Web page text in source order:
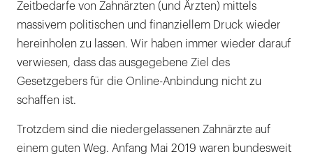
Zeitbedarfe von Zahnärzten (und Ärzten) mittels
massivem politischen und finanziellem Druck wieder
hereinholen zu lassen. Wir haben immer wieder darauf
verwiesen, dass das ausgegebene Ziel des
Gesetzgebers für die Online-Anbindung nicht zu
schaffen ist.
Trotzdem sind die niedergelassenen Zahnärzte auf
einem guten Weg. Anfang Mai 2019 waren bundesweit